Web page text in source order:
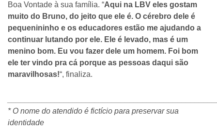
Boa Vontade à sua família. “Aqui na LBV eles gostam
muito do Bruno, do jeito que ele é. O cérebro dele é
pequenininho e os educadores estão me ajudando a
continuar lutando por ele. Ele é levado, mas é um
menino bom. Eu vou fazer dele um homem. Foi bom
ele ter vindo pra cá porque as pessoas daqui são
maravilhosas!“, finaliza.
* O nome do atendido é fictício para preservar sua
identidade